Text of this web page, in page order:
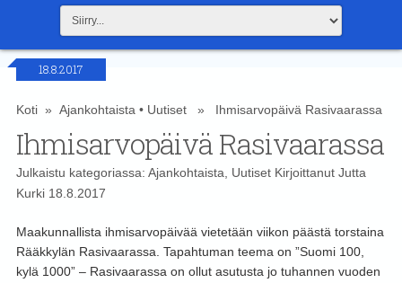
18.8.2017
Koti» Ajankohtaista • Uutiset» Ihmisarvopäivä Rasivaarassa
Ihmisarvopäivä Rasivaarassa
Julkaistu kategoriassa: Ajankohtaista UutisetKirjoittanut Jutta
Kurki18.8.2017
Maakunnallista ihmisarvopäivää vietetään viikon päästä torstaina
Rääkkylän Rasivaarassa. Tapahtuman teema on ”Suomi 100,
kylä 1000” – Rasivaarassa on ollut asutusta jo tuhannen vuoden